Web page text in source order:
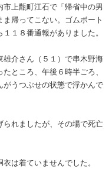
上甑町江石で「帰省中の男
帰ってこない。ゴムボート
１８番通報がありました。
介さん（５１）で串木野海
ところ、午後６時半ごろ、
うつぶせの状態で浮かんで
れましたが、その場で死亡
は着ていませんでした。